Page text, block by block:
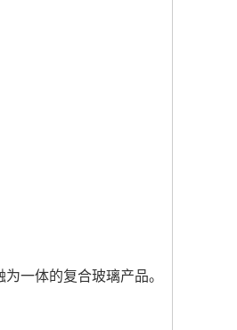
一体的复合玻璃产品。